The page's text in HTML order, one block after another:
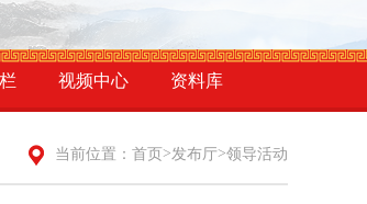
视频中心 资料库
当前位置： 首页 >发布厅>领导活动